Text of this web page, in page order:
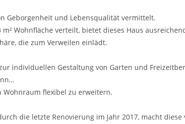
Geborgenheit und Lebensqualität vermittelt.
Wohnfläche verteilt, bietet dieses Haus
die zum Verweilen einlädt.
individuellen Gestaltung von Garten und
flexibel zu erweitern.
die letzte Renovierung im Jahr 2017, macht